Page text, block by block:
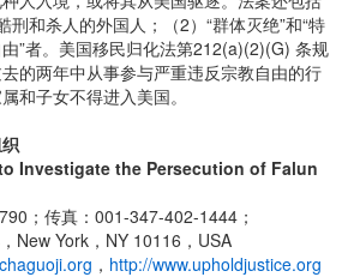
刑和杀人的外国人；（2）“群体灭绝”和“特
”者。美国移民归化法第212(a)(2)(G) 条规
的两年中从事参与严重违反宗教自由的行
和子女不得进入美国。
Investigate the Persecution of Falun
；传真：001-347-402-1444；
New York，NY 10116，USA
， http://www.upholdjustice.org